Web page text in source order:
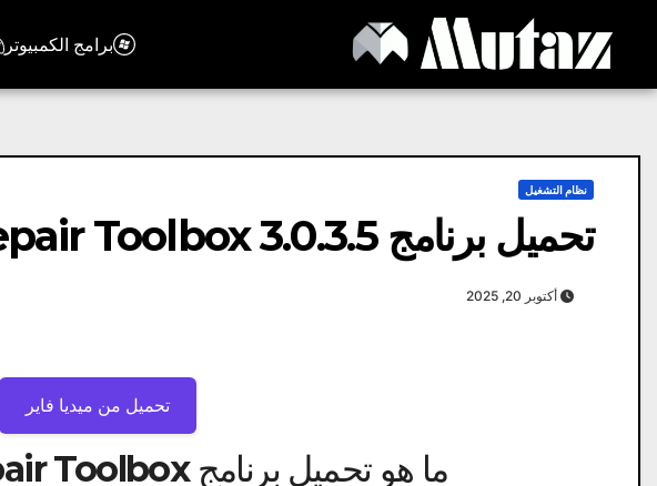
content
برامج الكمبيوتر
نظام التشغيل
تحميل برنامج Windows Repair Toolbox 3.0.3.5
أكتوبر 20, 2025
تحميل من ميديا ​​فاير
ما هو تحميل برنامج Windows Repair Toolbox